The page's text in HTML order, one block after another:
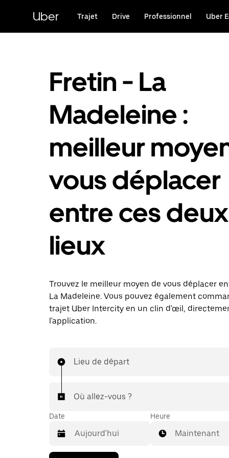
principal
Uber Trajet Drive Professionnel Uber
Fretin - La
Madeleine :
meilleur
vous déplacer
entre ces deux
lieux
Trouvez le meilleur moyen de vous déplacer
La Madeleine. Vous pouvez également
trajet Uber Intercity en un clin d'œil,
l'application.
Lieu de départ
Où allez-vous ?
Date Heure
Maintenant